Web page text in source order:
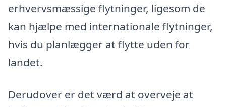
erhvervsmæssige flytninger, ligesom de
kan hjælpe med internationale flytninger,
hvis du planlægger at flytte uden for
landet.
Derudover er det værd at overveje at